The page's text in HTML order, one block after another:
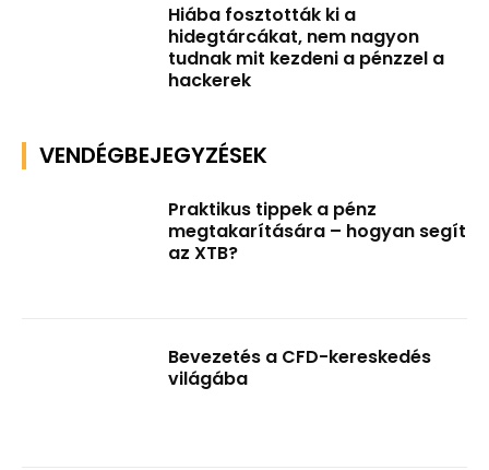
Hiába fosztották ki a
hidegtárcákat, nem nagyon
tudnak mit kezdeni a pénzzel a
hackerek
VENDÉGBEJEGYZÉSEK
Praktikus tippek a pénz
megtakarítására – hogyan segít
az XTB?
Bevezetés a CFD-kereskedés
világába